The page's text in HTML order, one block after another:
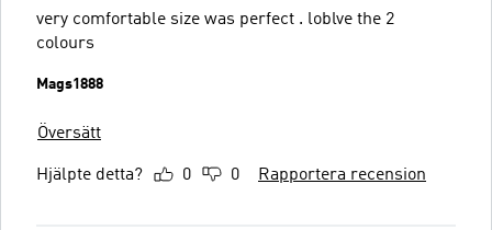
very comfortable size was perfect . loblve the 2
colours
Mags1888
Översätt
Hjälpte detta? 0 0 Rapportera recension